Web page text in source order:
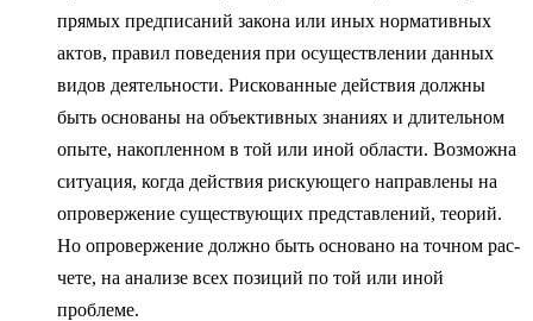
прямых предписаний закона или иных нормативных
актов, правил поведения при осуществлении данных
видов деятельности. Рискованные действия должны
быть основаны на объективных знаниях и длительном
опыте, накопленном в той или иной области. Возможна
ситуация, когда дейст­вия рискующего направлены на
опровержение существующих представ­лений, теорий.
Но опровержение должно быть основано на точном рас­
чете, на анализе всех позиций по той или иной
проблеме.